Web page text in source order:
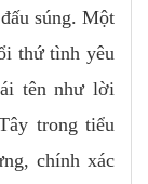
súng. Một
thứ tình yêu
tên như lời
trong tiểu
chính xác